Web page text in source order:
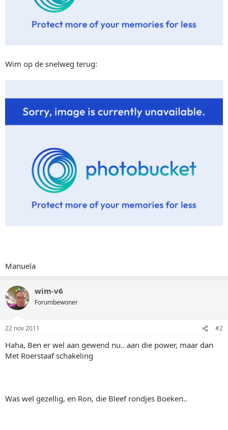
Wim op de snelweg terug:
Manuela
wim-v6
Forumbewoner
22 nov 2011 #2
Haha, Ben er wel aan gewend nu.. aan die power, maar dan
Met Roerstaaf schakeling
Was wel gezellig, en Ron, die Bleef rondjes Boeken..